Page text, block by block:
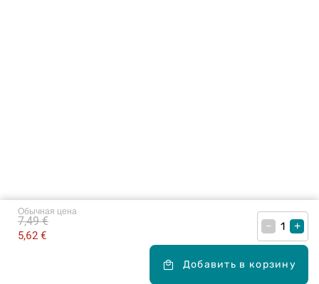
Обычная цена
5,62 €
7,49 € – +
Добавить в корзину